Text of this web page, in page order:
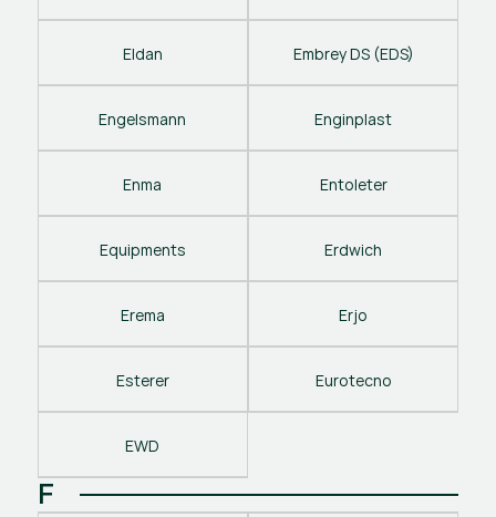
Eldan Embrey DS (EDS)
Engelsmann Enginplast
Enma Entoleter
Equipments Erdwich
Erema Erjo
Esterer Eurotecno
EWD
F